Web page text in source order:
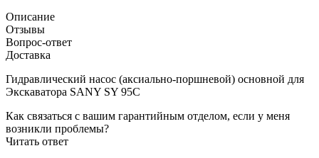
Описание
Отзывы
Вопрос-ответ
Доставка
Гидравлический насос (аксиально-поршневой) основной для
Экскаватора SANY SY 95C
Как связаться с вашим гарантийным отделом, если у меня
возникли проблемы?
Читать ответ